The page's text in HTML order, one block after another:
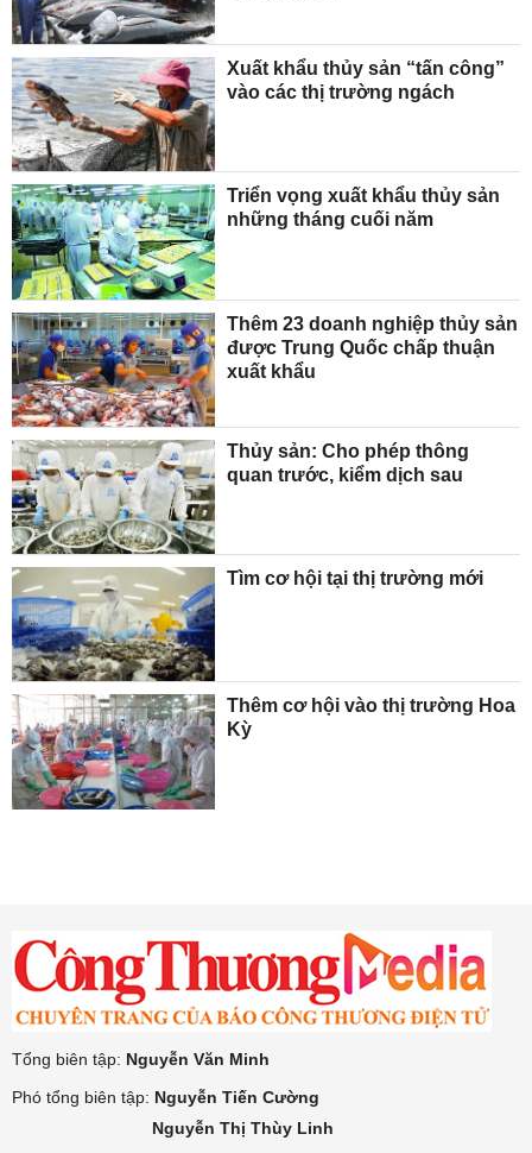
Xuất khẩu thủy sản “tấn công”
vào các thị trường ngách
Triển vọng xuất khẩu thủy sản
những tháng cuối năm
Thêm 23 doanh nghiệp thủy sản
được Trung Quốc chấp thuận
xuất khẩu
Thủy sản: Cho phép thông
quan trước, kiểm dịch sau
Tìm cơ hội tại thị trường mới
Thêm cơ hội vào thị trường Hoa
Kỳ
Tổng biên tập: Nguyễn Văn Minh
Phó tổng biên tập: Nguyễn Tiến Cường
Nguyễn Thị Thùy Linh